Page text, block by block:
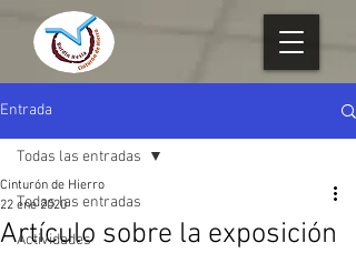
Entrada
Todas las entradas
Actividades
Todas las entradas
Artículo sobre la exposición
Cinturón de Hierro
22 ene 2020